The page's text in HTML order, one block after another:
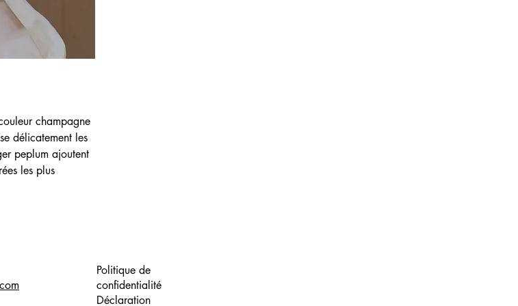
champagne
délicatement les
peplum ajoutent
les plus
Politique de
confidentialité
Déclaration